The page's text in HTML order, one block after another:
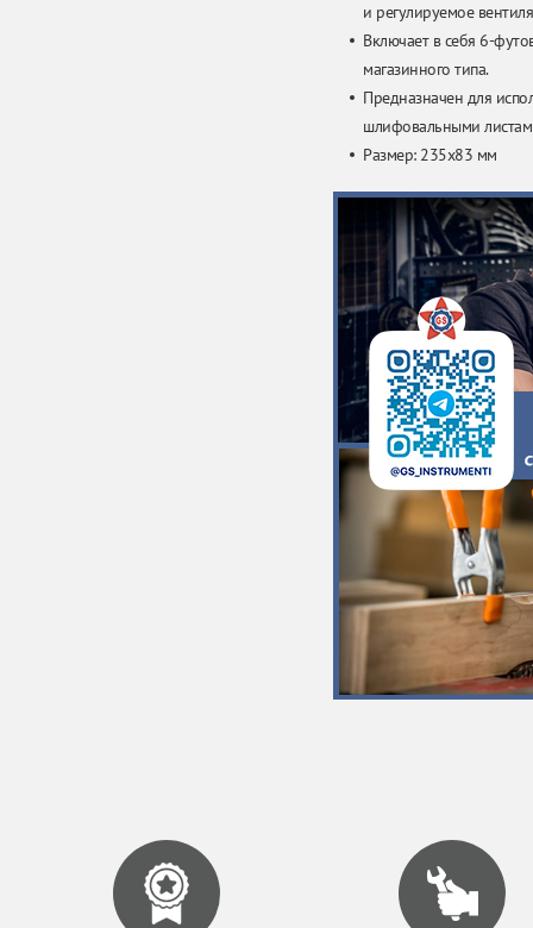
и регулируемое
Включает в себя 6-
магазинного типа.
Предназначен для
шлифовальными
Размер: 235х83 мм